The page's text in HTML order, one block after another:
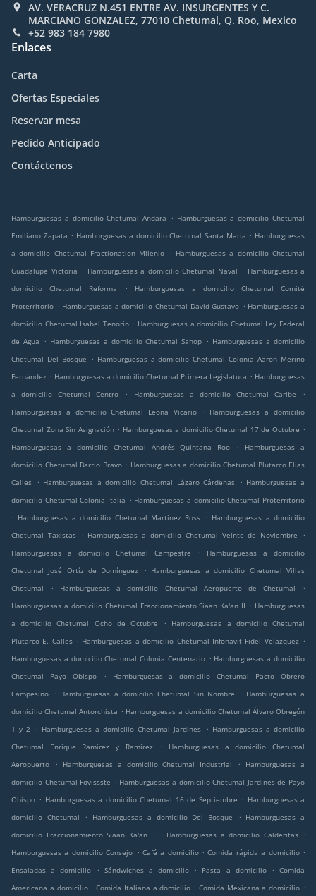
AV. VERACRUZ N.451 ENTRE AV. INSURGENTES Y C.
MARCIANO GONZALEZ, 77010 Chetumal, Q. Roo, Mexico
+52 983 184 7980
Enlaces
Carta
Ofertas Especiales
Reservar mesa
Pedido Anticipado
Contáctenos
Hamburguesas a domicilio Chetumal Andara . Hamburguesas a domicilio Chetumal
Emiliano Zapata . Hamburguesas a domicilio Chetumal Santa María . Hamburguesas
a domicilio Chetumal Fractionation Milenio
. Hamburguesas a domicilio Chetumal
Guadalupe Victoria . Hamburguesas a domicilio Chetumal Naval . Hamburguesas a
domicilio Chetumal Reforma
.
Hamburguesas a domicilio Chetumal Comité
Proterritorio . Hamburguesas a domicilio Chetumal David Gustavo . Hamburguesas a
domicilio Chetumal Isabel Tenorio . Hamburguesas a domicilio Chetumal Ley Federal
de Agua
. Hamburguesas a domicilio Chetumal Sahop . Hamburguesas a domicilio
Chetumal Del Bosque
. Hamburguesas a domicilio Chetumal Colonia Aaron Merino
Fernández . Hamburguesas a domicilio Chetumal Primera Legislatura . Hamburguesas
a domicilio Chetumal Centro
. Hamburguesas a domicilio Chetumal Caribe
.
Hamburguesas a domicilio Chetumal Leona Vicario
. Hamburguesas a domicilio
Chetumal Zona Sin Asignación . Hamburguesas a domicilio Chetumal 17 de Octubre .
Hamburguesas a domicilio Chetumal Andrés Quintana Roo
.
Hamburguesas a
domicilio Chetumal Barrio Bravo . Hamburguesas a domicilio Chetumal Plutarco Elías
Calles
. Hamburguesas a domicilio Chetumal Lázaro Cárdenas . Hamburguesas a
domicilio Chetumal Colonia Italia . Hamburguesas a domicilio Chetumal Proterritorio
. Hamburguesas a domicilio Chetumal Martínez Ross . Hamburguesas a domicilio
Chetumal Taxistas
. Hamburguesas a domicilio Chetumal Veinte de Noviembre
.
Hamburguesas a domicilio Chetumal Campestre
.
Hamburguesas a domicilio
Chetumal José Ortíz de Domínguez
. Hamburguesas a domicilio Chetumal Villas
Chetumal
. Hamburguesas a domicilio Chetumal Aeropuerto de Chetumal
.
Hamburguesas a domicilio Chetumal Fraccionamiento Siaan Ka'an II . Hamburguesas
a domicilio Chetumal Ocho de Octubre
.
Hamburguesas a domicilio Chetumal
Plutarco E. Calles . Hamburguesas a domicilio Chetumal Infonavit Fidel Velazquez .
Hamburguesas a domicilio Chetumal Colonia Centenario . Hamburguesas a domicilio
Chetumal Payo Obispo
.
Hamburguesas a domicilio Chetumal Pacto Obrero
Campesino
. Hamburguesas a domicilio Chetumal Sin Nombre . Hamburguesas a
domicilio Chetumal Antorchista . Hamburguesas a domicilio Chetumal Álvaro Obregón
1 y 2
. Hamburguesas a domicilio Chetumal Jardines . Hamburguesas a domicilio
Chetumal Enrique Ramírez y Ramírez
.
Hamburguesas a domicilio Chetumal
Aeropuerto
. Hamburguesas a domicilio Chetumal Industrial .
Hamburguesas a
domicilio Chetumal Fovissste . Hamburguesas a domicilio Chetumal Jardines de Payo
Obispo . Hamburguesas a domicilio Chetumal 16 de Septiembre . Hamburguesas a
domicilio Chetumal
. Hamburguesas a domicilio Del Bosque . Hamburguesas a
domicilio Fraccionamiento Siaan Ka'an II
. Hamburguesas a domicilio Calderitas
.
Hamburguesas a domicilio Consejo . Café a domicilio . Comida rápida a domicilio .
Ensaladas a domicilio
. Sándwiches a domicilio . Pasta a domicilio . Comida
Americana a domicilio . Comida Italiana a domicilio . Comida Mexicana a domicilio .